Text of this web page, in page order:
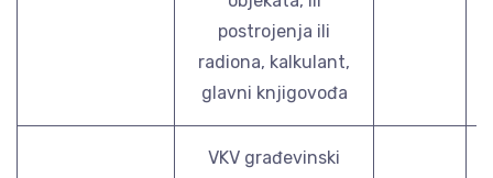
postrojenja ili
radiona, kalkulant,
glavni knjigovođa
VKV građevinski